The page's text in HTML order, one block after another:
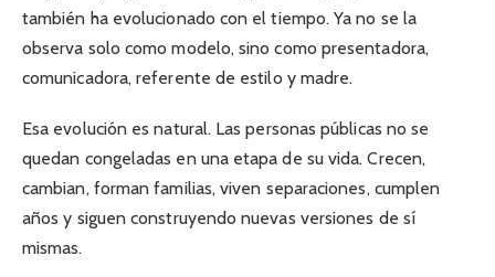
también ha evolucionado con el tiempo. Ya no se la
observa solo como modelo, sino como presentadora,
comunicadora, referente de estilo y madre.
Esa evolución es natural. Las personas públicas no se
quedan congeladas en una etapa de su vida. Crecen,
cambian, forman familias, viven separaciones, cumplen
años y siguen construyendo nuevas versiones de sí
mismas.